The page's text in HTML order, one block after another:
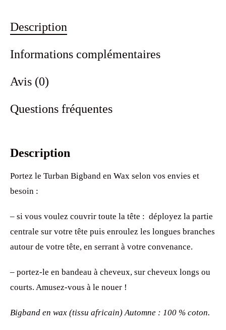
Description
Informations complémentaires
Avis (0)
Questions fréquentes
Description
Portez le Turban Bigband en Wax selon vos envies et
besoin :
– si vous voulez couvrir toute la tête : déployez la partie
centrale sur votre tête puis enroulez les longues branches
autour de votre tête, en serrant à votre convenance.
– portez-le en bandeau à cheveux, sur cheveux longs ou
courts. Amusez-vous à le nouer !
Bigband en wax (tissu africain) Automne : 100 % coton.